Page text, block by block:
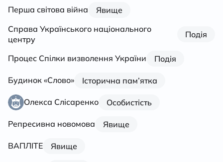
Перша світова війна
Явище
Справа Українського національного
центру
Подія
Процес Спілки визволення України Подія
Будинок «Слово» Історична пам’ятка
Олекса Слісаренко Особистість
Репресивна новомова Явище
ВАПЛІТЕ Явище